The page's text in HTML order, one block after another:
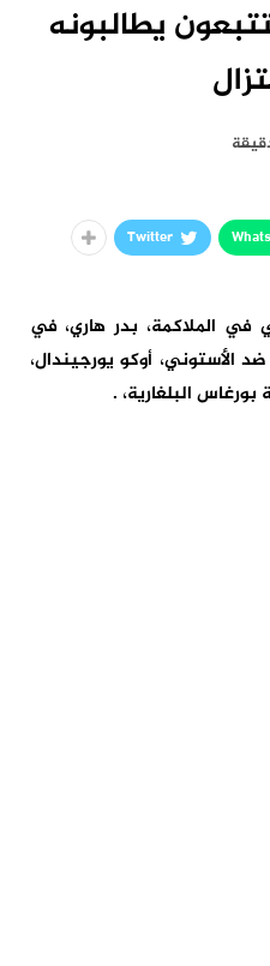
يطالبونه
Twitter
الملاكمة، بدر هاري، في
الأستوني، أوكو يورجيندال،